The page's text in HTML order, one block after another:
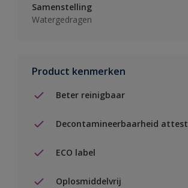
Samenstelling
Watergedragen
Product kenmerken
Beter reinigbaar
Decontamineerbaarheid attest
ECO label
Oplosmiddelvrij